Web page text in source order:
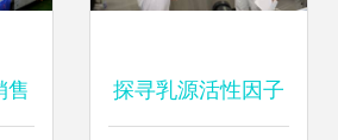
售 探寻乳源活性因子